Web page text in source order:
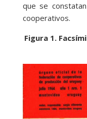
que se
cooperativos.
Figura 1.